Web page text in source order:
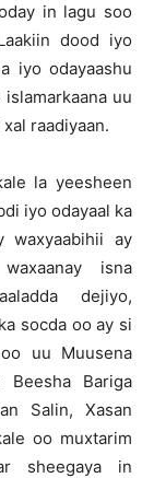
in lagu soo
dood iyo
iyo odayaashu
uu
raadiyaan.
la yeesheen
iyo odayaal ka
waxyaabihii ay
isna
dejiyo,
socda oo ay si
uu Muusena
Beesha Bariga
Salin, Xasan
oo muxtarim
sheegaya in